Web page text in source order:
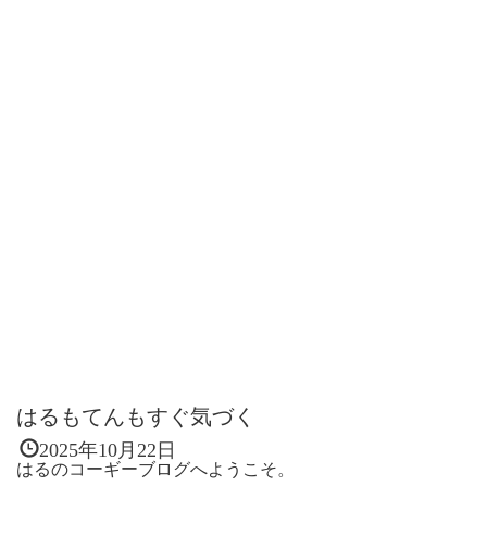
はるもてんもすぐ気づく
2025年10月22日
はるのコーギーブログへようこそ。